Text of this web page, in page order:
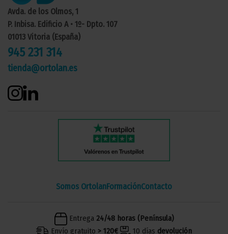
Avda. de los Olmos, 1
P. Inbisa. Edificio A • 1º- Dpto. 107
01013 Vitoria (España)
945 231 314
tienda@ortolan.es
Somos OrtolanFormaciónContacto
Entrega 24/48 horas (Península)
Envío gratuito > 120€ 10 días devolución